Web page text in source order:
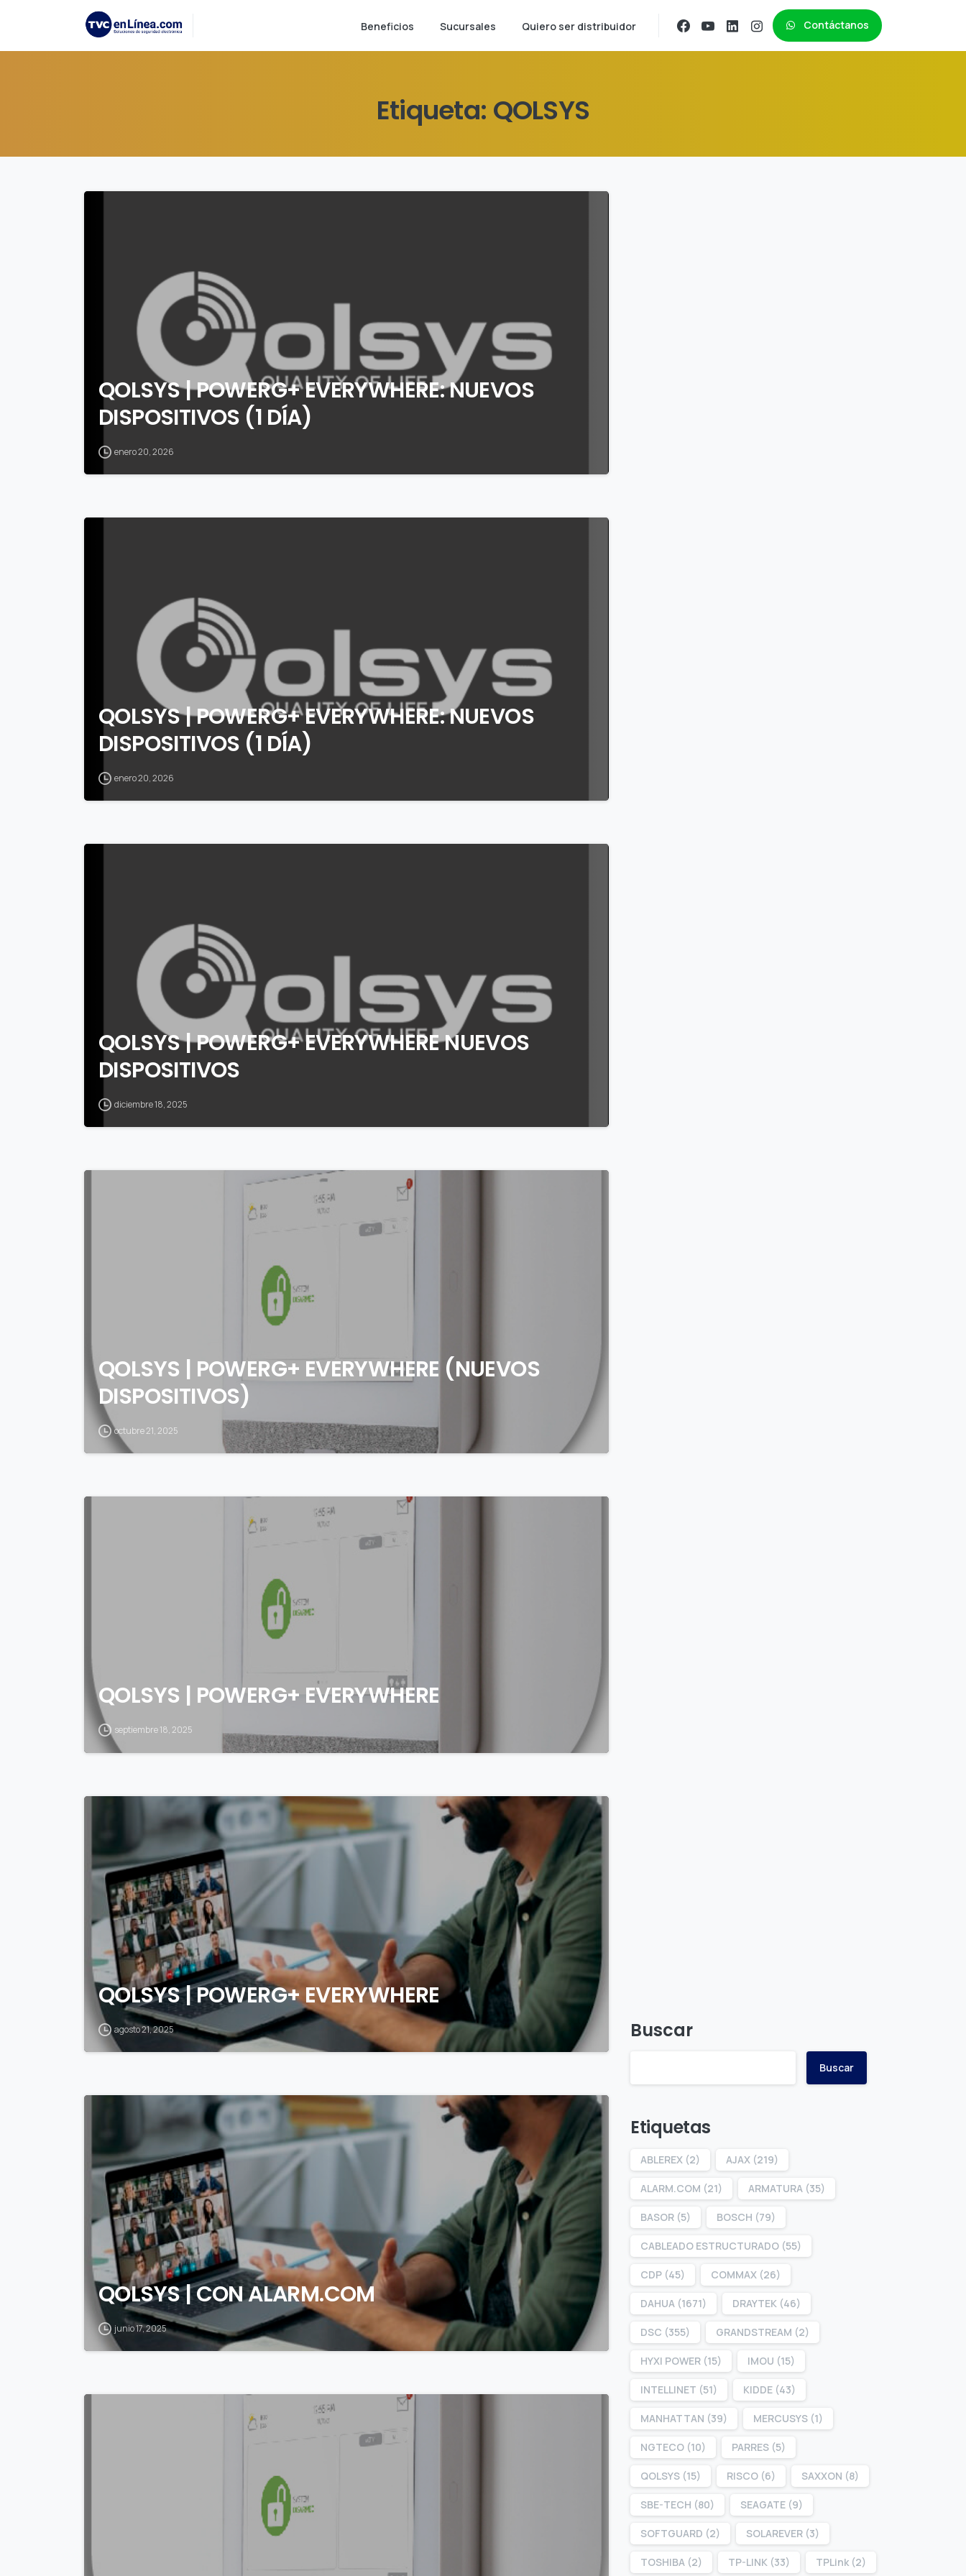
Beneficios Sucursales Quiero ser distribuidor Contáctanos
Etiqueta: QOLSYS
QOLSYS | POWERG+ EVERYWHERE: NUEVOS
DISPOSITIVOS (1 DÍA)
enero 20, 2026
QOLSYS | POWERG+ EVERYWHERE: NUEVOS
DISPOSITIVOS (1 DÍA)
enero 20, 2026
QOLSYS | POWERG+ EVERYWHERE NUEVOS
DISPOSITIVOS
diciembre 18, 2025
QOLSYS | POWERG+ EVERYWHERE (NUEVOS
DISPOSITIVOS)
octubre 21, 2025
QOLSYS | POWERG+ EVERYWHERE
septiembre 18, 2025
0
QOLSYS | POWERG+ EVERYWHERE
agosto 21, 2025
0
QOLSYS | CON ALARM.COM
junio 17, 2025
Buscar
Buscar
Etiquetas
ABLEREX (2) AJAX (219)
ALARM.COM (21) ARMATURA (35)
BASOR (5) BOSCH (79)
CABLEADO ESTRUCTURADO (55)
CDP (45) COMMAX (26)
DAHUA (1671) DRAYTEK (46)
DSC (355) GRANDSTREAM (2)
HYXI POWER (15) IMOU (15)
INTELLINET (51) KIDDE (43)
MANHATTAN (39) MERCUSYS (1)
NGTECO (10) PARRES (5)
QOLSYS (15) RISCO (6) SAXXON (8)
SBE-TECH (80) SEAGATE (9)
SOFTGUARD (2) SOLAREVER (3)
TOSHIBA (2) TP-LINK (33) TPLink (2)